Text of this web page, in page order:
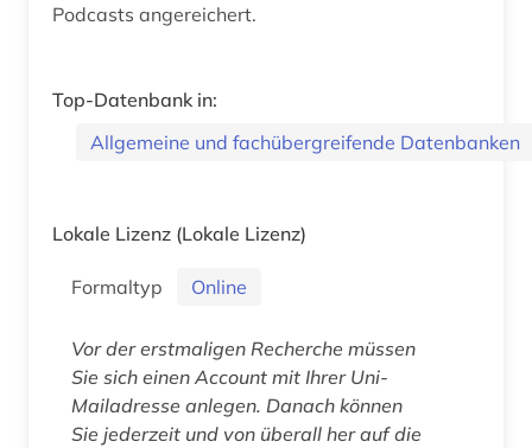
Podcasts angereichert.
Top-Datenbank in:
Allgemeine und fachübergreifende Datenbanken
Lokale Lizenz (Lokale Lizenz)
Formaltyp Online
Vor der erstmaligen Recherche müssen
Sie sich einen Account mit Ihrer Uni-
Mailadresse anlegen. Danach können
Sie jederzeit und von überall her auf die